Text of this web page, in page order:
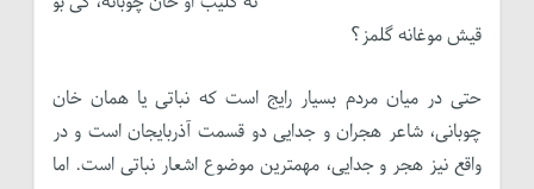
قیش موغانه گلمز؟
حتی در میان مردم بسیار رایج است که نباتی یا همان خان
چوبانی، شاعر هجران و جدایی دو قسمت آذربایجان است و در
واقع نیز هجر و جدایی، مهمترین موضوع اشعار نباتی است. اما